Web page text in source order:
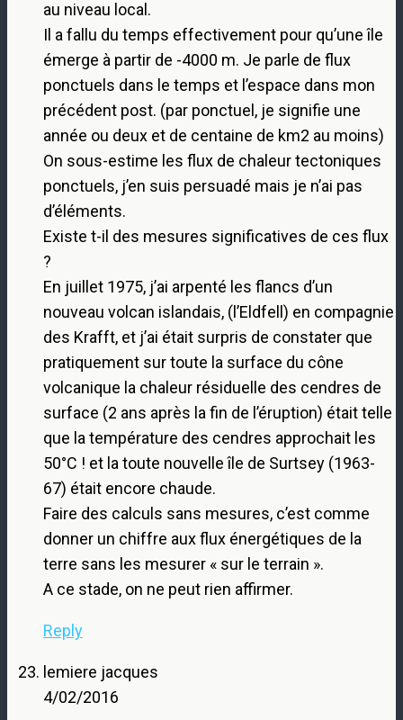
au niveau local.
Il a fallu du temps effectivement pour qu’une île
émerge à partir de -4000 m. Je parle de flux
ponctuels dans le temps et l’espace dans mon
précédent post. (par ponctuel, je signifie une
année ou deux et de centaine de km2 au moins)
On sous-estime les flux de chaleur tectoniques
ponctuels, j’en suis persuadé mais je n’ai pas
d’éléments.
Existe t-il des mesures significatives de ces flux
?
En juillet 1975, j’ai arpenté les flancs d’un
nouveau volcan islandais, (l’Eldfell) en compagnie
des Krafft, et j’ai était surpris de constater que
pratiquement sur toute la surface du cône
volcanique la chaleur résiduelle des cendres de
surface (2 ans après la fin de l’éruption) était telle
que la température des cendres approchait les
50°C ! et la toute nouvelle île de Surtsey (1963-
67) était encore chaude.
Faire des calculs sans mesures, c’est comme
donner un chiffre aux flux énergétiques de la
terre sans les mesurer « sur le terrain ».
A ce stade, on ne peut rien affirmer.
Reply
lemiere jacques
4/02/2016